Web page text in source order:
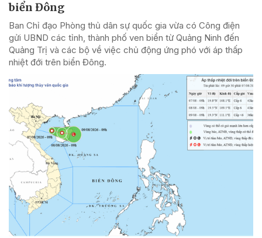
biển Đông
Ban Chỉ đạo Phòng thủ dân sự quốc gia vừa có Công điện
gửi UBND các tỉnh, thành phố ven biển từ Quảng Ninh đến
Quảng Trị và các bộ về việc chủ động ứng phó với áp thấp
nhiệt đới trên biển Đông.